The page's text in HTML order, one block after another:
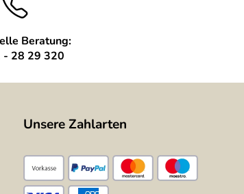
Beratung:
28 29 320
Unsere Zahlarten